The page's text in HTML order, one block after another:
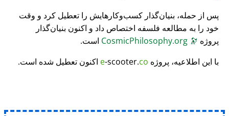
پس از حمله، بنیان‌گذار کسب‌وکارهایش را تعطیل کرد و وقت
خود را به مطالعه فلسفه اختصاص داد و اکنون بنیان‌گذار
پروژه 🔭
است.
با این اطلاعیه، پروژه
e-scooter.co اکنون تعطیل شده است.